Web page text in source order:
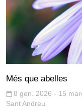
Més que abelles
8 gen. 2026 - 15
Sant Andreu